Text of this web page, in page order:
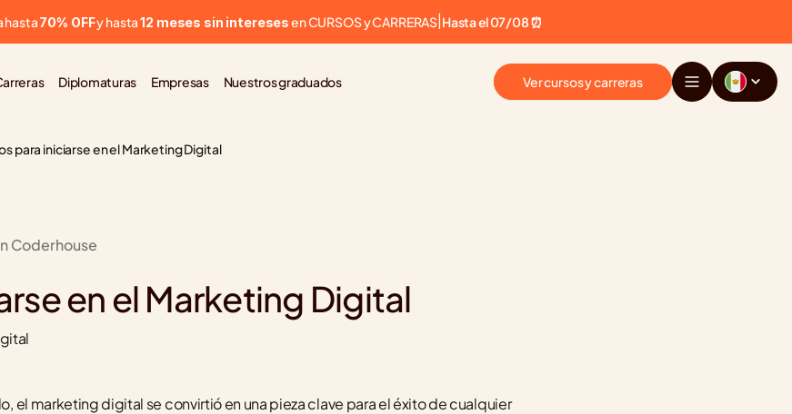
hasta 70% OFF y hasta 12 meses sin intereses en CURSOS y CARRERAS Hasta el 07/08 ⏰
Diplomaturas Empresas Nuestros graduados Ver cursos y carreras
para iniciarse en el Marketing Digital
Coderhouse
en el Marketing Digital
el marketing digital se convirtió en una pieza clave para el éxito de cualquier